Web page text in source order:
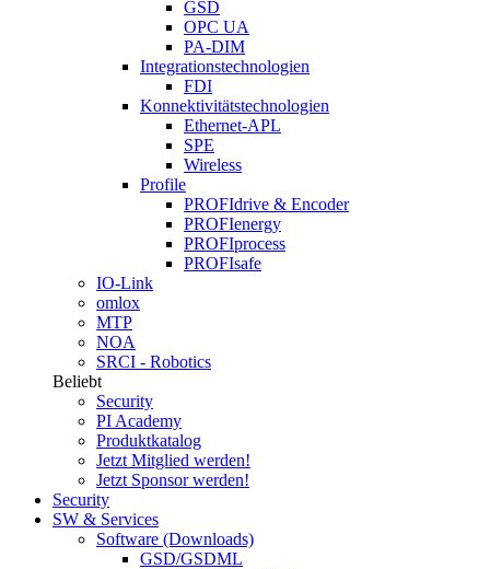
GSD
OPC UA
PA-DIM
Integrationstechnologien
FDI
Konnektivitätstechnologien
Ethernet-APL
SPE
Wireless
Profile
PROFIdrive & Encoder
PROFIenergy
PROFIprocess
PROFIsafe
IO-Link
omlox
MTP
NOA
SRCI - Robotics
Beliebt
Security
PI Academy
Produktkatalog
Jetzt Mitglied werden!
Jetzt Sponsor werden!
Security
SW & Services
Software (Downloads)
GSD/GSDML